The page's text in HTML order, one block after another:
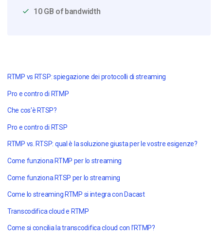
10 GB of bandwidth
RTMP vs RTSP: spiegazione dei protocolli di streaming
Pro e contro di RTMP
Che cos'è RTSP?
Pro e contro di RTSP
RTMP vs. RTSP: qual è la soluzione giusta per le vostre esigenze?
Come funziona RTMP per lo streaming
Come funziona RTSP per lo streaming
Come lo streaming RTMP si integra con Dacast
Transcodifica cloud e RTMP
Come si concilia la transcodifica cloud con l'RTMP?